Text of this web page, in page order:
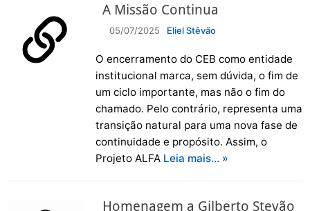
A Missão Continua
05/07/2025 Eliel Stêvão
O encerramento do CEB como entidade
institucional marca, sem dúvida, o fim de
um ciclo importante, mas não o fim do
chamado. Pelo contrário, representa uma
transição natural para uma nova fase de
continuidade e propósito. Assim, o
Projeto ALFA Leia mais… »
Homenagem a Gilberto Stevão